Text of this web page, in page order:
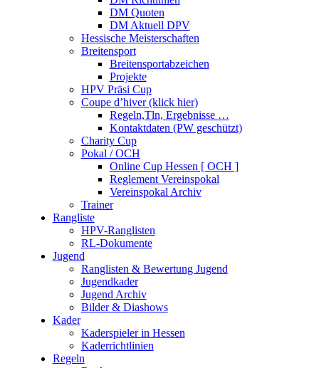
DM Quoten
DM Aktuell DPV
Hessische Meisterschaften
Breitensport
Breitensportabzeichen
Projekte
HPV Präsi Cup
Coupe d’hiver (klick hier)
Regeln,Tln, Ergebnisse …
Kontaktdaten (PW geschützt)
Charity Cup
Pokal / OCH
Online Cup Hessen [ OCH ]
Reglement Vereinspokal
Vereinspokal Archiv
Trainer
Rangliste
HPV-Ranglisten
RL-Dokumente
Jugend
Ranglisten & Bewertung Jugend
Jugendkader
Jugend Archiv
Bilder & Diashows
Kader
Kaderspieler in Hessen
Kaderrichtlinien
Regeln